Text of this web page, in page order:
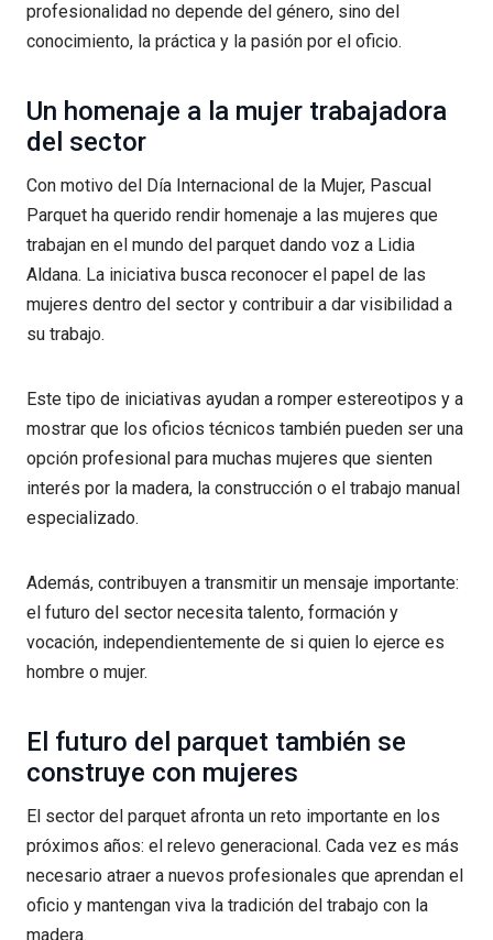
profesionalidad no depende del género, sino del
conocimiento, la práctica y la pasión por el oficio.
Un homenaje a la mujer trabajadora
del sector
Con motivo del Día Internacional de la Mujer, Pascual
Parquet ha querido rendir homenaje a las mujeres que
trabajan en el mundo del parquet dando voz a Lidia
Aldana. La iniciativa busca reconocer el papel de las
mujeres dentro del sector y contribuir a dar visibilidad a
su trabajo.
Este tipo de iniciativas ayudan a romper estereotipos y a
mostrar que los oficios técnicos también pueden ser una
opción profesional para muchas mujeres que sienten
interés por la madera, la construcción o el trabajo manual
especializado.
Además, contribuyen a transmitir un mensaje importante:
el futuro del sector necesita talento, formación y
vocación, independientemente de si quien lo ejerce es
hombre o mujer.
El futuro del parquet también se
construye con mujeres
El sector del parquet afronta un reto importante en los
próximos años: el relevo generacional. Cada vez es más
necesario atraer a nuevos profesionales que aprendan el
oficio y mantengan viva la tradición del trabajo con la
madera.